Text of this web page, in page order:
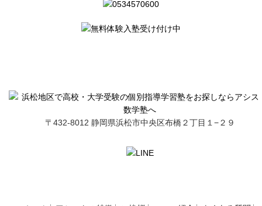
〒432-8012 静岡県浜松市中央区布橋２丁目１−２９